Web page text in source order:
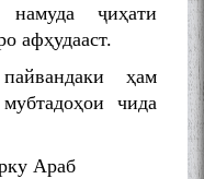
ҷиҳати
афҳудааст.
ҳам
чида
Араб